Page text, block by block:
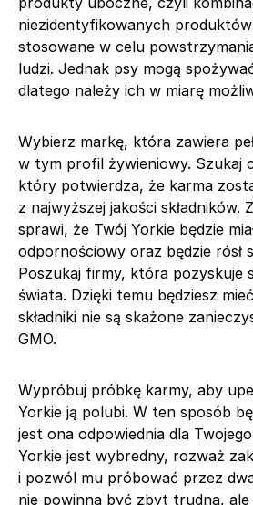
niezidentyfikowanych
stosowane w celu
ludzi. Jednak psy mogą
dlatego należy ich w miarę
Wybierz markę, która zawiera
w tym profil żywieniowy. Szukaj
który potwierdza, że karma
z najwyższej jakości składników.
sprawi, że Twój Yorkie będzie
odpornościowy oraz będzie rósł
Poszukaj firmy, która pozyskuje
świata. Dzięki temu będziesz
składniki nie są skażone
GMO.
Wypróbuj próbkę karmy, aby
Yorkie ją polubi. W ten sposób
jest ona odpowiednia dla
Yorkie jest wybredny, rozważ
i pozwól mu próbować przez
nie powinna być zbyt trudna, ale